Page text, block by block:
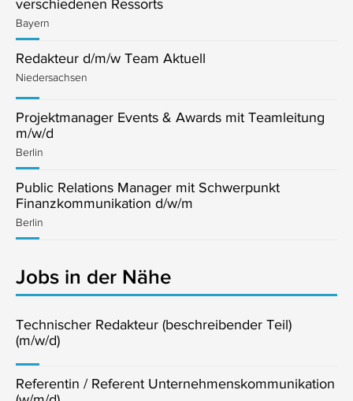
verschiedenen Ressorts
Bayern
Redakteur d/m/w Team Aktuell
Niedersachsen
Projektmanager Events & Awards mit Teamleitung
m/w/d
Berlin
Public Relations Manager mit Schwerpunkt
Finanzkommunikation d/w/m
Berlin
Jobs in der Nähe
Technischer Redakteur (beschreibender Teil)
(m/w/d)
Referentin / Referent Unternehmenskommunikation